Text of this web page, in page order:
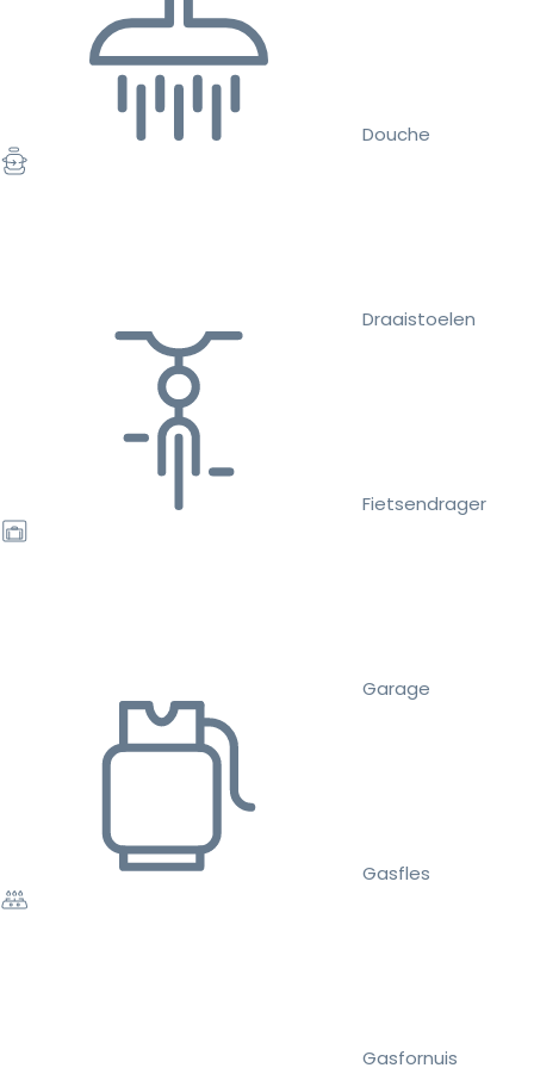
Douche
Draaistoelen
Fietsendrager
Garage
Gasfles
Gasfornuis